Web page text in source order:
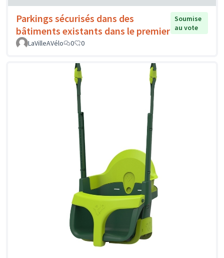
Parkings sécurisés dans des
bâtiments existants dans le premier
Soumise
au vote
LaVilleAVélo
0 0